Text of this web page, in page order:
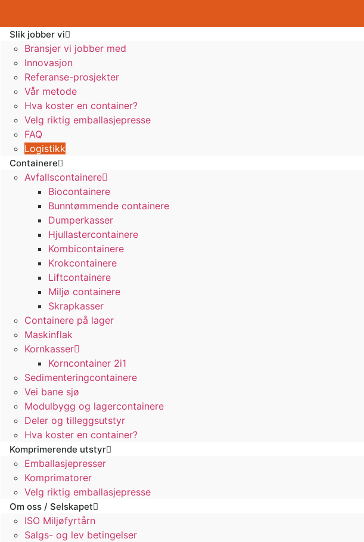
Slik jobber vi
Bransjer vi jobber med
Innovasjon
Referanse-prosjekter
Vår metode
Hva koster en container?
Velg riktig emballasjepresse
FAQ
Logistikk
Containere
Avfallscontainere
Biocontainere
Bunntømmende containere
Dumperkasser
Hjullastercontainere
Kombicontainere
Krokcontainere
Liftcontainere
Miljø containere
Skrapkasser
Containere på lager
Maskinflak
Kornkasser
Korncontainer 2i1
Sedimenteringcontainere
Vei bane sjø
Modulbygg og lagercontainere
Deler og tilleggsutstyr
Hva koster en container?
Komprimerende utstyr
Emballasjepresser
Komprimatorer
Velg riktig emballasjepresse
Om oss / Selskapet
ISO Miljøfyrtårn
Salgs- og lev betingelser